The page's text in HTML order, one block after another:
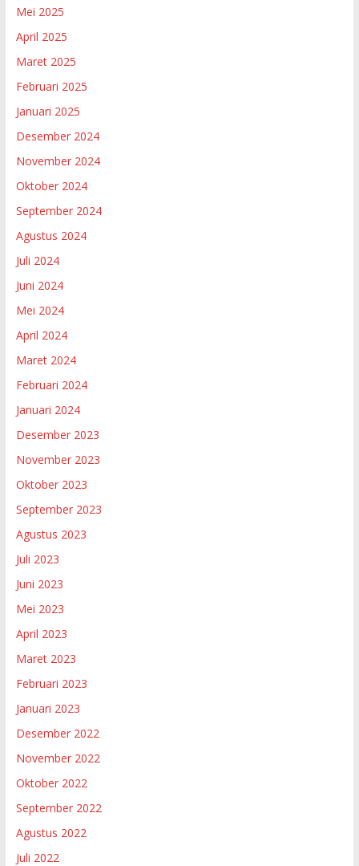
Mei 2025
April 2025
Maret 2025
Februari 2025
Januari 2025
Desember 2024
November 2024
Oktober 2024
September 2024
Agustus 2024
Juli 2024
Juni 2024
Mei 2024
April 2024
Maret 2024
Februari 2024
Januari 2024
Desember 2023
November 2023
Oktober 2023
September 2023
Agustus 2023
Juli 2023
Juni 2023
Mei 2023
April 2023
Maret 2023
Februari 2023
Januari 2023
Desember 2022
November 2022
Oktober 2022
September 2022
Agustus 2022
Juli 2022